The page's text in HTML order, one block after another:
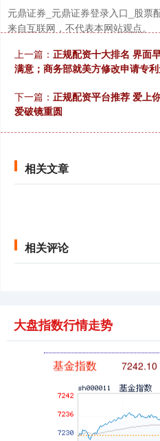
元鼎证券_元鼎证券登录入口_股票
来自互联网，不代表本网站观点。
上一篇： 正规配资十大排名 界面
满意；商务部就美方修改申请专
下一篇： 正规配资平台推荐 爱上
爱破镜重圆
相关文章
相关评论
大盘指数行情走势
北证50 1134.24
基金指数 7242.10